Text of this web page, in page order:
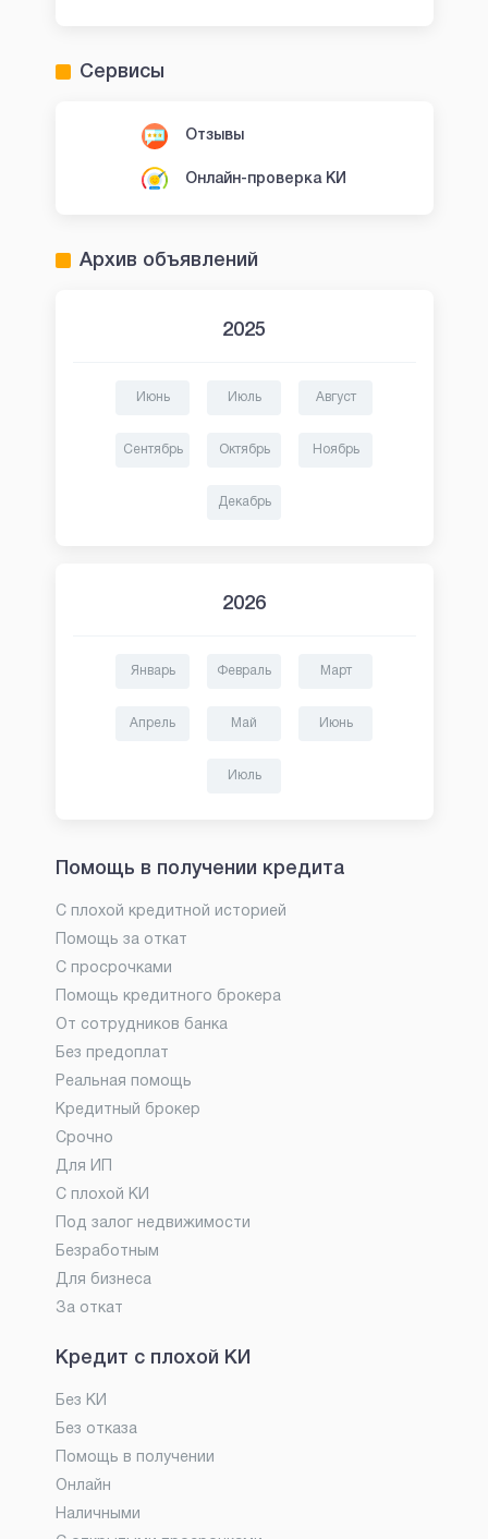
Сервисы
Отзывы
Онлайн-проверка КИ
Архив объявлений
2025
Июнь Июль Август
Сентябрь Октябрь Ноябрь
Декабрь
2026
Январь Февраль Март
Апрель Май Июнь
Июль
Помощь в получении кредита
С плохой кредитной историей
Помощь за откат
С просрочками
Помощь кредитного брокера
От сотрудников банка
Без предоплат
Реальная помощь
Кредитный брокер
Срочно
Для ИП
С плохой КИ
Под залог недвижимости
Безработным
Для бизнеса
За откат
Кредит с плохой КИ
Без КИ
Без отказа
Помощь в получении
Онлайн
Наличными